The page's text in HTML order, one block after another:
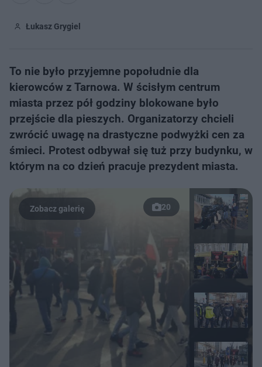
Łukasz Grygiel
To nie było przyjemne popołudnie dla
kierowców z Tarnowa. W ścisłym centrum
miasta przez pół godziny blokowane było
przejście dla pieszych. Organizatorzy chcieli
zwrócić uwagę na drastyczne podwyżki cen za
śmieci. Protest odbywał się tuż przy budynku, w
którym na co dzień pracuje prezydent miasta.
20